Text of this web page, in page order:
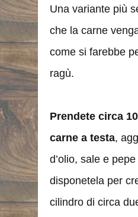
Una variante più
che la carne
come si farebbe
ragù.
Prendete circa
carne a testa,
d’olio, sale e
disponetela per
cilindro di circa